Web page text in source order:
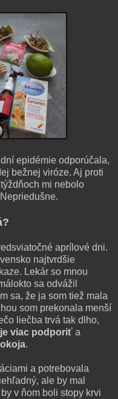
epidémie odporúčala,
bežnej viróze. Aj proti
mi nebolo
aprílové dni.
najtvrdšie
Lekár so mnou
sa odvážil
sa, že ja som tiež mala
som prekonala menší
liečba trvá tak dlho,
viac podporiť a
.
a potrebovala
ale by mal
v ňom boli stopy krvi